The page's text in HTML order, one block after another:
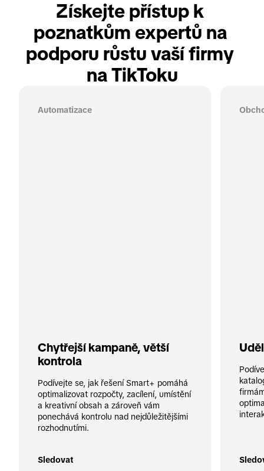
Získejte přístup k
poznatkům expertů na
podporu růstu vaší firmy
na TikToku
Automatizace
Chytřejší kampaně, větší
kontrola
Podívejte se, jak řešení Smart+ pomáhá
optimalizovat rozpočty, zacílení, umístění
a kreativní obsah a zároveň vám
ponechává kontrolu nad nejdůležitějšími
rozhodnutími.
Sledovat